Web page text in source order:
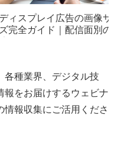
ディスプレイ広告の画像サ
ズ完全ガイド｜配信面別の
各種業界、デジタル技
報をお届けするウェビナ
報収集にご活用くださ